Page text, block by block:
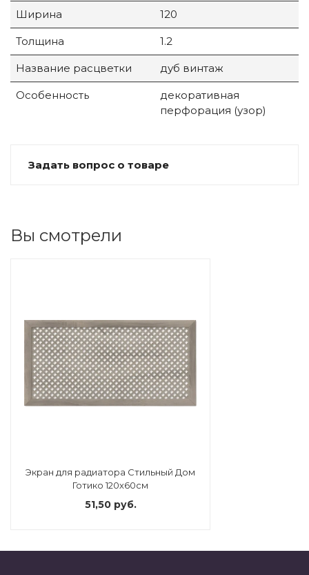
Ширина 120
Толщина 1.2
Название расцветки дуб винтаж
Особенность
декоративная
перфорация (узор)
Задать вопрос о товаре
Вы смотрели
Экран для радиатора Стильный Дом
Готико 120х60см
51,50 руб.